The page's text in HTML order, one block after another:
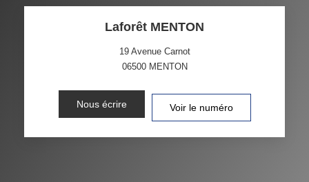
Laforêt MENTON
19 Avenue Carnot
06500 MENTON
Nous écrire Voir le numéro